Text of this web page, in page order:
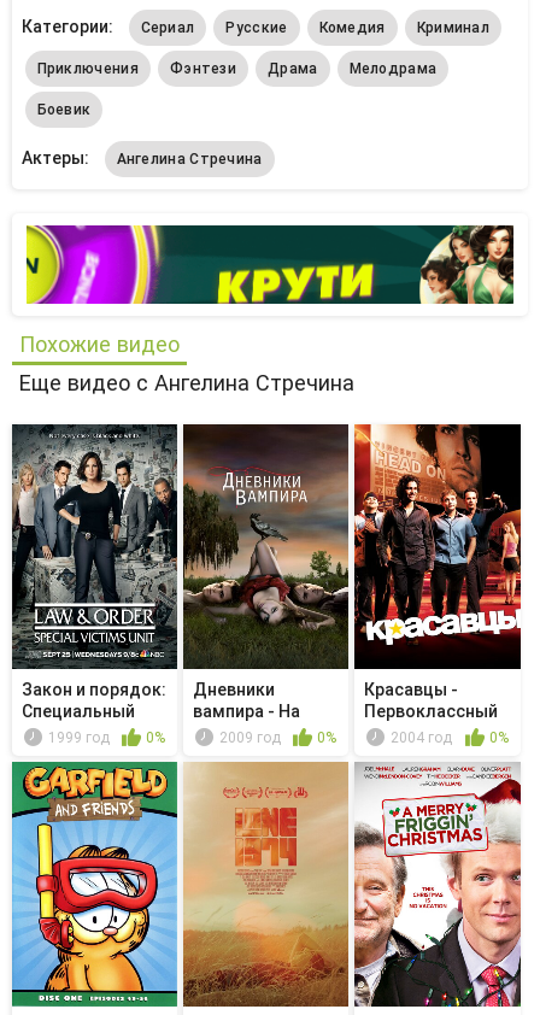
Категории:
Сериал Русские Комедия Криминал
Приключения Фэнтези Драма Мелодрама
Боевик
Актеры: Ангелина Стречина
Похожие видео
Еще видео с Ангелина Стречина
Закон и порядок:
Специальный
корпус -...
1999 год 0%
Дневники
вампира - На
глухой2009 год 0%
Красавцы -
Первоклассный
подонок
2004 год 0%